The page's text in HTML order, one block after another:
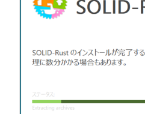
navigation of Open Source